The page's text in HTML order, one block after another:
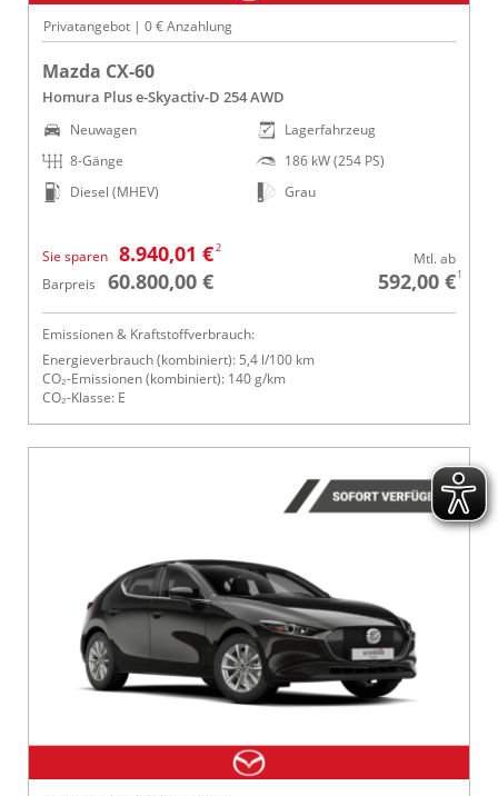
Privatangebot | 0 € Anzahlung
Mazda CX-60
Homura Plus e-Skyactiv-D 254 AWD
Neuwagen
8-Gänge
Diesel (MHEV)
Lagerfahrzeug
186 kW (254 PS)
Grau
Sie sparen 8.940,01 €2
Barpreis 60.800,00 €
Mtl. ab
592,00 €1
Emissionen & Kraftstoffverbrauch:
Energieverbrauch (kombiniert): 5,4 l/100 km
CO₂-Emissionen (kombiniert): 140 g/km
CO₂-Klasse: E